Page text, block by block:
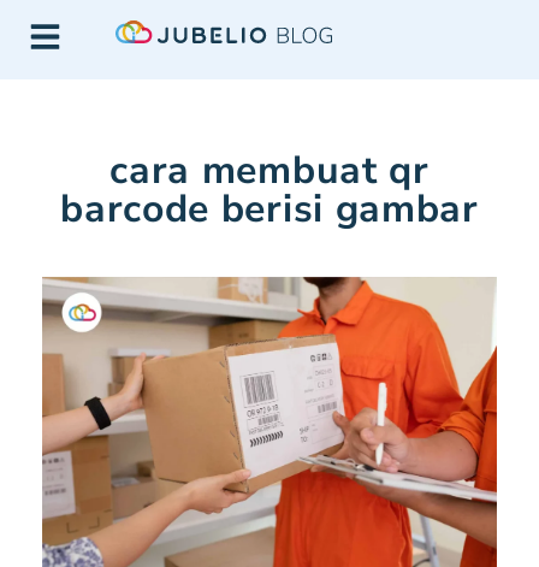
cara membuat qr
barcode berisi gambar